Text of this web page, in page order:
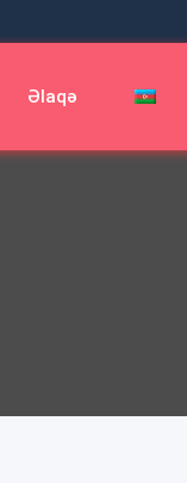
Əlaqə